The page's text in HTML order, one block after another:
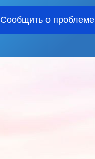
Сообщить о проблеме